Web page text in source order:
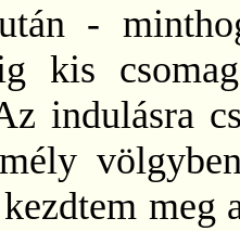
-
kis
indulásra
meg